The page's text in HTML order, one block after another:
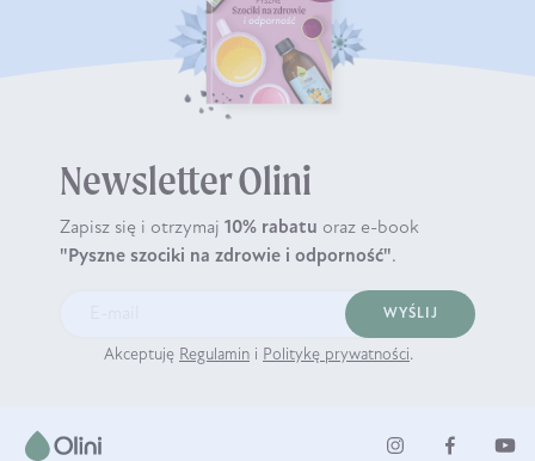
Newsletter Olini
Zapisz się i otrzymaj 10% rabatu oraz e-book
"Pyszne szociki na zdrowie i odporność".
WYŚLIJ
Akceptuję Regulamin i Politykę prywatności.